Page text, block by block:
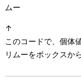
ムー
↑
このコードで、個体
リムーをボックスか